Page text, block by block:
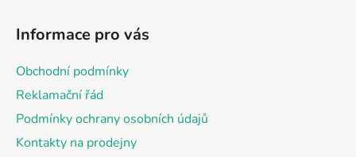
Informace pro vás
Obchodní podmínky
Reklamační řád
Podmínky ochrany osobních údajů
Kontakty na prodejny